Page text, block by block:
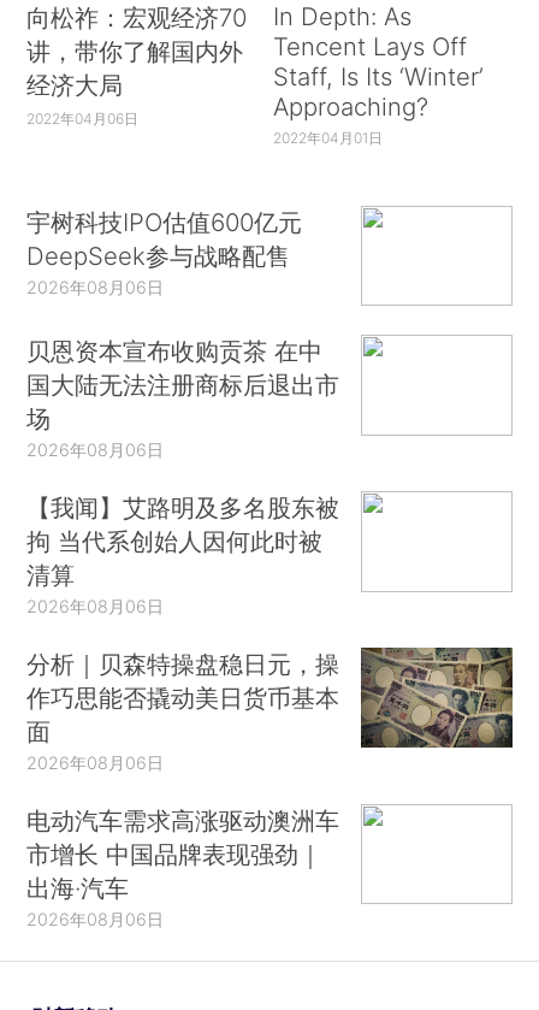
向松祚：宏观经济70
讲，带你了解国内外
经济大局
2022年04月06日
In Depth: As
Tencent Lays Off
Staff, Is Its ‘Winter’
Approaching?
2022年04月01日
宇树科技IPO估值600亿元
DeepSeek参与战略配售
2026年08月06日
贝恩资本宣布收购贡茶 在中
国大陆无法注册商标后退出市
场
2026年08月06日
【我闻】艾路明及多名股东被
拘 当代系创始人因何此时被
清算
2026年08月06日
分析｜贝森特操盘稳日元，操
作巧思能否撬动美日货币基本
面
2026年08月06日
电动汽车需求高涨驱动澳洲车
市增长 中国品牌表现强劲｜
出海·汽车
2026年08月06日